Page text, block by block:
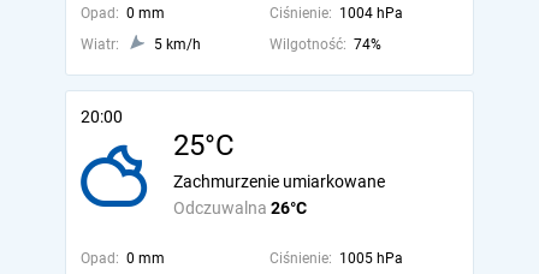
Opad: 0 mm Ciśnienie: 1004 hPa
Wiatr:
5 km/h Wilgotność: 74%
20:00
25°C
Odczuwalna 26°C
Zachmurzenie umiarkowane
Opad: 0 mm Ciśnienie: 1005 hPa